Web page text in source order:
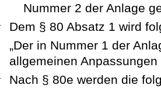
Nummer 2 der Anlage
Dem § 80 Absatz 1 wird
„Der in Nummer 1 der
allgemeinen Anpassungen
Nach § 80e werden die